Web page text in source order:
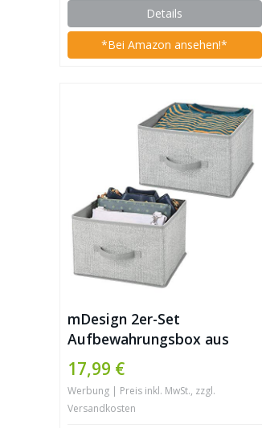
Details
*Bei Amazon ansehen!*
mDesign 2er-Set
Aufbewahrungsbox aus
Stoff – für Ordnung im
Kleiderschrank – Stoffkiste
für Kleidung, Decken,
17,99 €
Werbung | Preis inkl. MwSt., zzgl.
Versandkosten